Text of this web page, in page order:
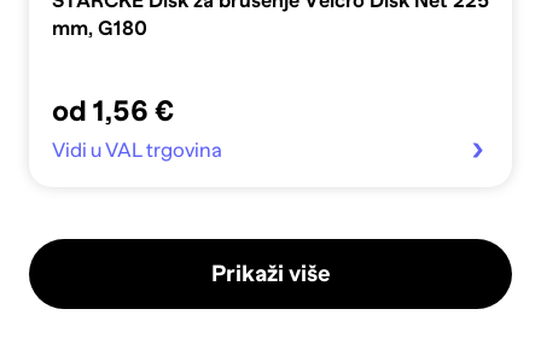
mm, G180
od 1,56 €
Vidi u VAL trgovina
Prikaži više